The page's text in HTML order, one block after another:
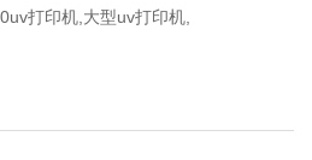
打印机,大型uv打印机,